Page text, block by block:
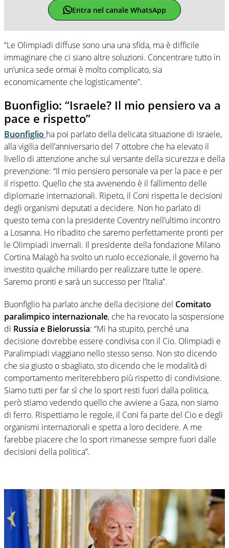
Entra nel canale WhatsApp
“Le Olimpiadi diffuse sono una una sfida, ma è difficile
immaginare che ci siano altre soluzioni. Concentrare tutto in
un’unica sede ormai è molto complicato, sia
economicamente che logisticamente”.
Buonfiglio: “Israele? Il mio pensiero va a
pace e rispetto”
Buonfiglio ha poi parlato della delicata situazione di Israele,
alla vigilia dell’anniversario del 7 ottobre che ha elevato il
livello di attenzione anche sul versante della sicurezza e della
prevenzione: “Il mio pensiero personale va per la pace e per
il rispetto. Quello che sta avvenendo è il fallimento delle
diplomazie internazionali. Ripeto, il Coni rispetta le decisioni
degli organismi deputati a decidere. Non ho parlato di
questo tema con la presidente Coventry nell’ultimo incontro
a Losanna. Ho ribadito che saremo perfettamente pronti per
le Olimpiadi invernali. Il presidente della fondazione Milano
Cortina Malagò ha svolto un ruolo eccezionale, il governo ha
investito qualche miliardo per realizzare tutte le opere.
Saremo pronti e sarà un successo per l’Italia”.
Buonfiglio ha parlato anche della decisione del Comitato
paralimpico internazionale, che ha revocato la sospensione
di Russia e Bielorussia: “Mi ha stupito, perché una
decisione dovrebbe essere condivisa con il Cio. Olimpiadi e
Paralimpiadi viaggiano nello stesso senso. Non sto dicendo
che sia giusto o sbagliato, sto dicendo che le modalità di
comportamento meriterebbero più rispetto di condivisione.
Siamo tutti per far sì che lo sport resti fuori dalla politica,
però stiamo vedendo quello che avviene a Gaza, non siamo
di ferro. Rispettiamo le regole, il Coni fa parte del Cio e degli
organismi internazionali e spetta a loro decidere. A me
farebbe piacere che lo sport rimanesse sempre fuori dalle
decisioni della politica”.